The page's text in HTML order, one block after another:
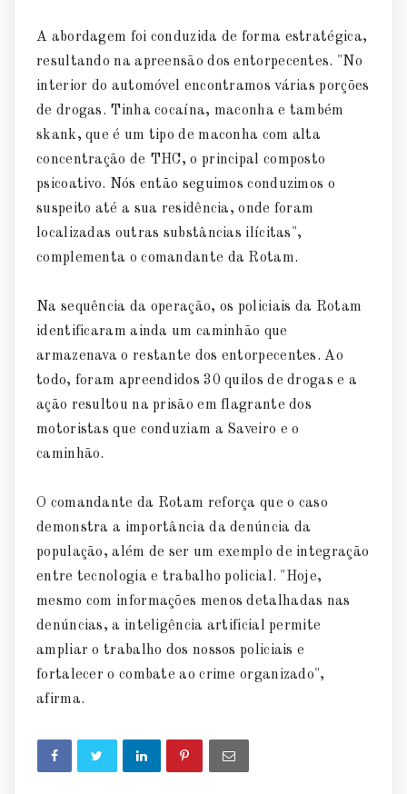
A abordagem foi conduzida de forma estratégica,
resultando na apreensão dos entorpecentes. "No
interior do automóvel encontramos várias porções
de drogas. Tinha cocaína, maconha e também
skank, que é um tipo de maconha com alta
concentração de THC, o principal composto
psicoativo. Nós então seguimos conduzimos o
suspeito até a sua residência, onde foram
localizadas outras substâncias ilícitas",
complementa o comandante da Rotam.
Na sequência da operação, os policiais da Rotam
identificaram ainda um caminhão que
armazenava o restante dos entorpecentes. Ao
todo, foram apreendidos 30 quilos de drogas e a
ação resultou na prisão em flagrante dos
motoristas que conduziam a Saveiro e o
caminhão.
O comandante da Rotam reforça que o caso
demonstra a importância da denúncia da
população, além de ser um exemplo de integração
entre tecnologia e trabalho policial. "Hoje,
mesmo com informações menos detalhadas nas
denúncias, a inteligência artificial permite
ampliar o trabalho dos nossos policiais e
fortalecer o combate ao crime organizado",
afirma.